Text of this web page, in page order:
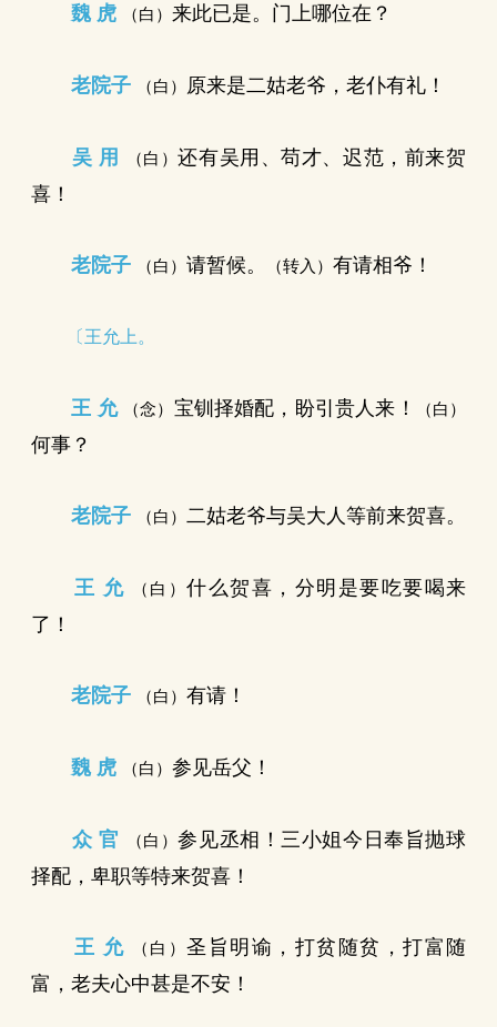
魏 虎 （白） 来此已是。门上哪位在？
老院子 （白） 原来是二姑老爷，老仆有礼！
吴 用 （白）还有吴用、苟才、迟范，前来贺
喜！
老院子 （白） 请暂候。 （转入） 有请相爷！
〔王允上。
王 允 （念） 宝钏择婚配，盼引贵人来！ （白）
何事？
老院子 （白） 二姑老爷与吴大人等前来贺喜。
王 允 （白）什么贺喜，分明是要吃要喝来
了！
老院子 （白） 有请！
魏 虎 （白） 参见岳父！
众 官 （白）参见丞相！三小姐今日奉旨抛球
择配，卑职等特来贺喜！
王 允 （白）圣旨明谕，打贫随贫，打富随
富，老夫心中甚是不安！